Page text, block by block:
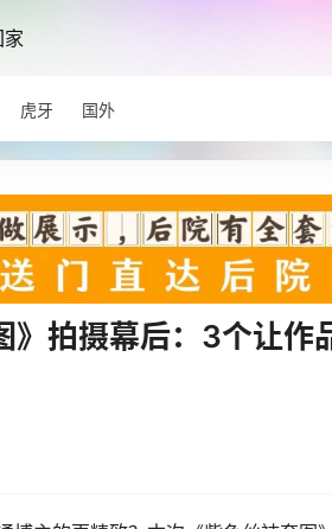
虎牙 国外
》拍摄幕后：3个让作